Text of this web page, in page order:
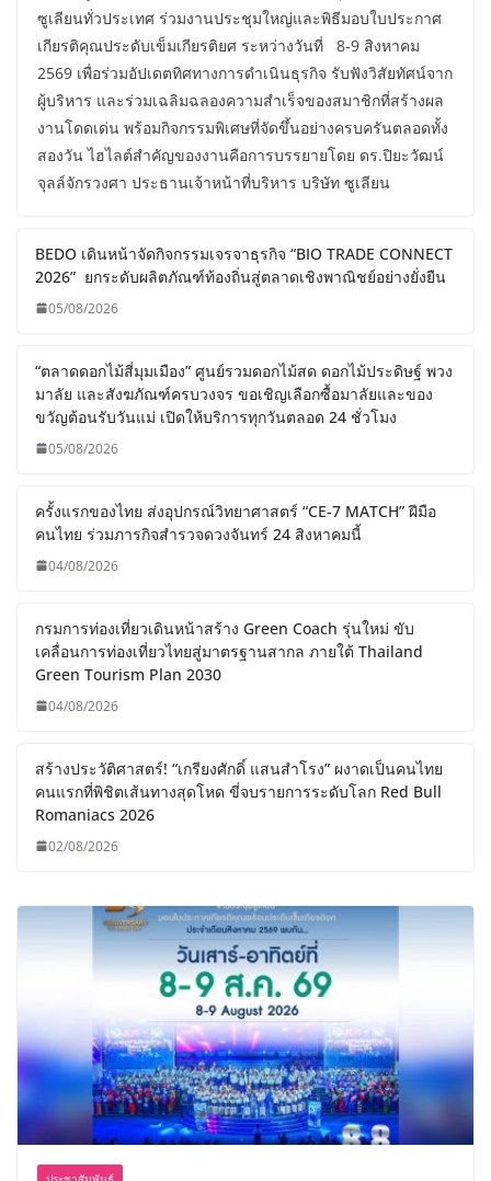
ซูเลียนทั่วประเทศ ร่วมงานประชุมใหญ่และพิธีมอบใบประกาศ
เกียรติคุณประดับเข็มเกียรติยศ ระหว่างวันที่ 8-9 สิงหาคม
2569 เพื่อร่วมอัปเดตทิศทางการดำเนินธุรกิจ รับฟังวิสัยทัศน์จาก
ผู้บริหาร และร่วมเฉลิมฉลองความสำเร็จของสมาชิกที่สร้างผล
งานโดดเด่น พร้อมกิจกรรมพิเศษที่จัดขึ้นอย่างครบครันตลอดทั้ง
สองวัน ไฮไลต์สำคัญของงานคือการบรรยายโดย ดร.ปิยะวัฒน์
จุลล์จักรวงศา ประธานเจ้าหน้าที่บริหาร บริษัท ซูเลียน
BEDO เดินหน้าจัดกิจกรรมเจรจาธุรกิจ “BIO TRADE CONNECT
2026” ยกระดับผลิตภัณฑ์ท้องถิ่นสู่ตลาดเชิงพาณิชย์อย่างยั่งยืน
05/08/2026
“ตลาดดอกไม้สี่มุมเมือง” ศูนย์รวมดอกไม้สด ดอกไม้ประดิษฐ์ พวง
มาลัย และสังฆภัณฑ์ครบวงจร ขอเชิญเลือกซื้อมาลัยและของ
ขวัญต้อนรับวันแม่ เปิดให้บริการทุกวันตลอด 24 ชั่วโมง
05/08/2026
ครั้งแรกของไทย ส่งอุปกรณ์วิทยาศาสตร์ “CE-7 MATCH” ฝีมือ
คนไทย ร่วมภารกิจสำรวจดวงจันทร์ 24 สิงหาคมนี้
04/08/2026
กรมการท่องเที่ยวเดินหน้าสร้าง Green Coach รุ่นใหม่ ขับ
เคลื่อนการท่องเที่ยวไทยสู่มาตรฐานสากล ภายใต้ Thailand
Green Tourism Plan 2030
04/08/2026
สร้างประวัติศาสตร์! “เกรียงศักดิ์ แสนสำโรง” ผงาดเป็นคนไทย
คนแรกที่พิชิตเส้นทางสุดโหด ขี่จบรายการระดับโลก Red Bull
Romaniacs 2026
02/08/2026